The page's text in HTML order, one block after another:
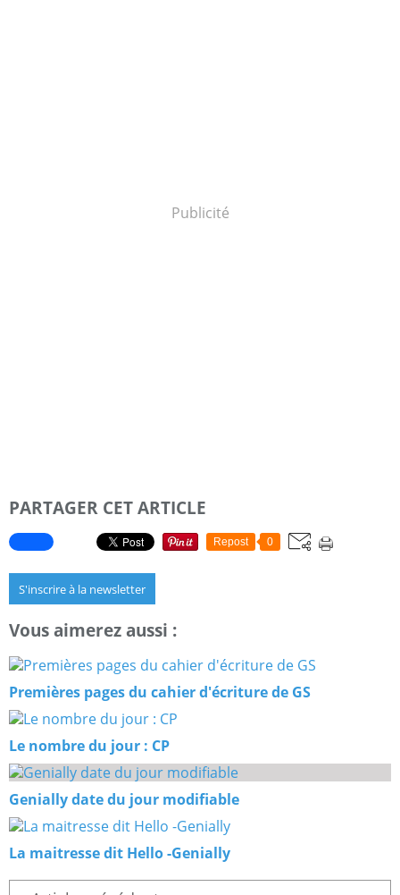
Publicité
PARTAGER CET ARTICLE
Repost 0
S'inscrire à la newsletter
Vous aimerez aussi :
Premières pages du cahier d'écriture de GS
Le nombre du jour : CP
Genially date du jour modifiable
La maitresse dit Hello -Genially